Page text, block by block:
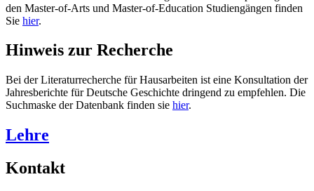
den Master-of-Arts und Master-of-Education Studiengängen finden
Sie hier.
Hinweis zur Recherche
Bei der Literaturrecherche für Hausarbeiten ist eine Konsultation der
Jahresberichte für Deutsche Geschichte dringend zu empfehlen. Die
Suchmaske der Datenbank finden sie hier.
Lehre
Kontakt